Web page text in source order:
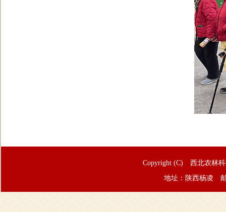
Copyright (C) 西北农林
地址：陕西杨凌